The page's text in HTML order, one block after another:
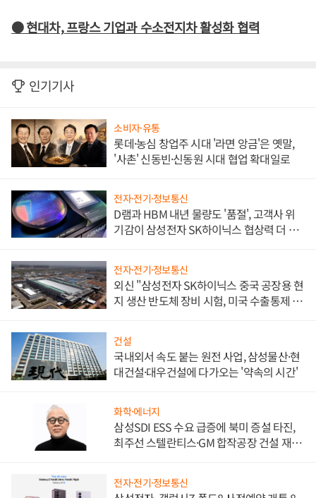
● 현대차, 프랑스 기업과 수소전지차 활성화 협력
인기기사
소비자·유통
롯데·농심 창업주 시대 '라면 앙금'은 옛말,
'사촌' 신동빈·신동원 시대 협업 확대일로
전자·전기·정보통신
D램과 HBM 내년 물량도 '품절', 고객사 위
기감이 삼성전자 SK하이닉스 협상력 더 키
전자·전기·정보통신
외신 "삼성전자 SK하이닉스 중국 공장용 현
지 생산 반도체 장비 시험, 미국 수출통제 대
건설
국내외서 속도 붙는 원전 사업, 삼성물산·현
대건설·대우건설에 다가오는 '약속의 시간'
화학·에너지
삼성SDI ESS 수요 급증에 북미 증설 타진,
최주선 스텔란티스·GM 합작공장 건설 재추
전자·전기·정보통신